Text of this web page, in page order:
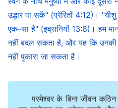
पर वर्चस्व रखता है, और सभी
उसके सामने घुटने टेकते हैं,
आते हैं और उसके साथ संवाद
कितने भी लम्बे समय से विश्वास रखा
चाहिए और तुम्हें परमेश्वर के
उद्धार पा सकें" (प्रेरितों 4:12)।
एक–सा है" (इब्रानियों 13:8)। हम
नहीं बदल सकता है, और यह कि उनकी
नहीं पुकारा जा सकता है।
परमेश्वर के बिना जीवन